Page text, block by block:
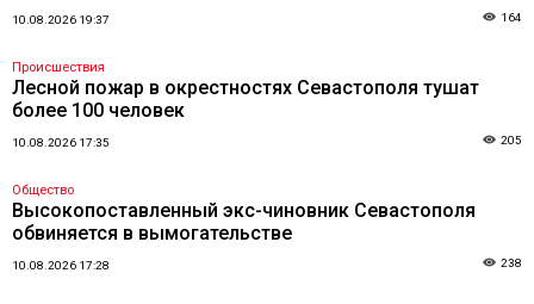
10.08.2026 19:37 164
Происшествия
Лесной пожар в окрестностях Севастополя тушат
более 100 человек
10.08.2026 17:35 205
Общество
Высокопоставленный экс-чиновник Севастополя
обвиняется в вымогательстве
10.08.2026 17:28 238